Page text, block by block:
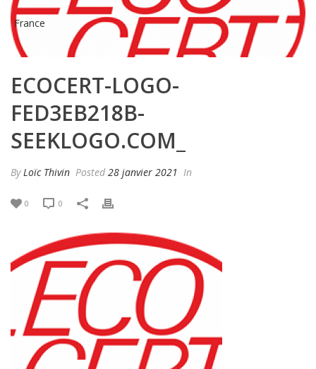
ECOCERT-LOGO-
FED3EB218B-
SEEKLOGO.COM_
By Loïc Thivin Posted 28 janvier 2021 In
0 0